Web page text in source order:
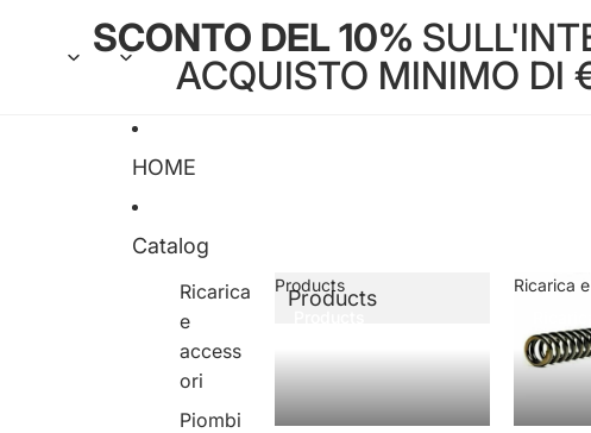
SCONTO DEL 10%
ACQUISTO MINIMO DI
HOME
Catalog
Ricarica
e
access
ori
Piombi
Products
Products
Ricarica